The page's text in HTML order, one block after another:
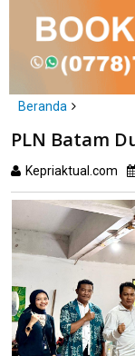
Beranda
PLN
PLN Batam
Kepriaktual.com